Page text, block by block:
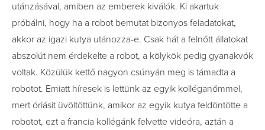
utánzásával, amiben az emberek kiválók. Ki akartuk
próbálni, hogy ha a robot bemutat bizonyos feladatokat,
akkor az igazi kutya utánozza-e. Csak hát a felnőtt állatokat
abszolút nem érdekelte a robot, a kölykök pedig gyanakvók
voltak. Közülük kettő nagyon csúnyán meg is támadta a
robotot. Emiatt híresek is lettünk az egyik kolléganőmmel,
mert óriásit üvöltöttünk, amikor az egyik kutya feldöntötte a
robotot, ezt a francia kollégánk felvette videóra, aztán a